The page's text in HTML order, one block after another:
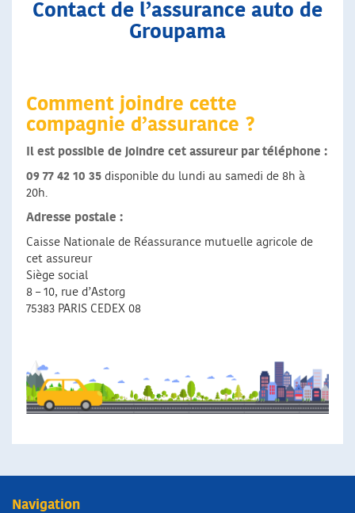
Contact de l’assurance auto de
Groupama
Comment joindre cette
compagnie d’assurance ?
Il est possible de joindre cet assureur par téléphone :
09 77 42 10 35 disponible du lundi au samedi de 8h à
20h.
Adresse postale :
Caisse Nationale de Réassurance mutuelle agricole de
cet assureur
Siège social
8 – 10, rue d’Astorg
75383 PARIS CEDEX 08
Navigation